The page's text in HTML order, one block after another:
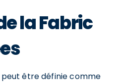
la Fabric
peut être définie comme